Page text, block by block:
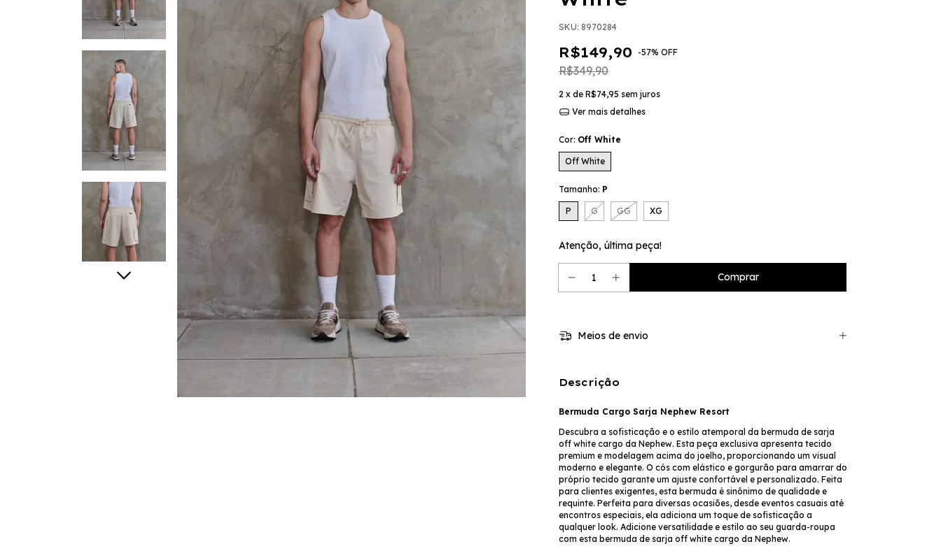
SKU: 8970284
R$149,90 -57% OFF
R$349,90
2 x de R$74,95 sem juros
Ver mais detalhes
Cor: Off White
Off White
Tamanho: P
P G GG XG
Atenção, última peça!
Meios de envio
Descrição
Bermuda Cargo Sarja Nephew Resort
Descubra a sofisticação e o estilo atemporal da bermuda de sarja
off white cargo da Nephew. Esta peça exclusiva apresenta tecido
premium e modelagem acima do joelho, proporcionando um visual
moderno e elegante. O cós com elástico e gorgurão para amarrar do
próprio tecido garante um ajuste confortável e personalizado. Feita
para clientes exigentes, esta bermuda é sinônimo de qualidade e
requinte. Perfeita para diversas ocasiões, desde eventos casuais até
encontros especiais, ela adiciona um toque de sofisticação a
qualquer look. Adicione versatilidade e estilo ao seu guarda-roupa
com esta bermuda de sarja off white cargo da Nephew.